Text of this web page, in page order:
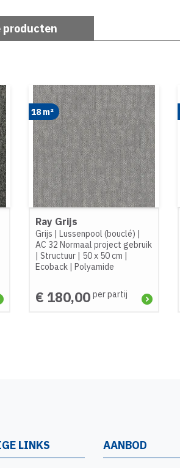
producten
18 m²
Ray Grijs
Grijs | Lussenpool (bouclé) |
AC 32 Normaal project gebruik
| Structuur| 50 x 50 cm |
Ecoback| Polyamide
€ 180,00 per partij
LINKS AANBOD